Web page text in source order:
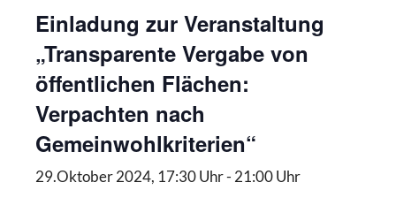
Einladung zur Veranstaltung
„Transparente Vergabe von
öffentlichen Flächen:
Verpachten nach
Gemeinwohlkriterien“
29.Oktober 2024, 17:30 Uhr- 21:00 Uhr